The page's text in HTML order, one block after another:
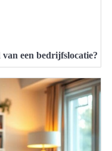
een bedrijfslocatie?